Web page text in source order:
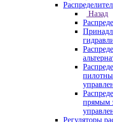
Назад
прямым
Регуляторы